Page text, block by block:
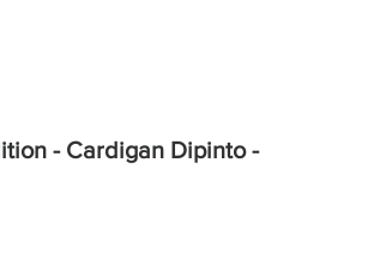
- Cardigan Dipinto -